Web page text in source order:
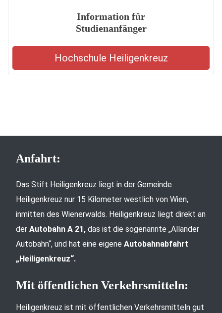
Information für
Studienanfänger
Hochschule Heiligenkreuz
Anfahrt:
Das Stift Heiligenkreuz liegt in der Gemeinde
Heiligenkreuz nur 15 Kilometer westlich von Wien,
inmitten des Wienerwalds. Heiligenkreuz liegt direkt an
der Autobahn A 21, das ist die sogenannte „Allander
Autobahn“, und hat eine eigene Autobahnabfahrt
„Heiligenkreuz“.
Mit öffentlichen Verkehrsmitteln:
Heiligenkreuz ist mit öffentlichen Verkehrsmitteln gut